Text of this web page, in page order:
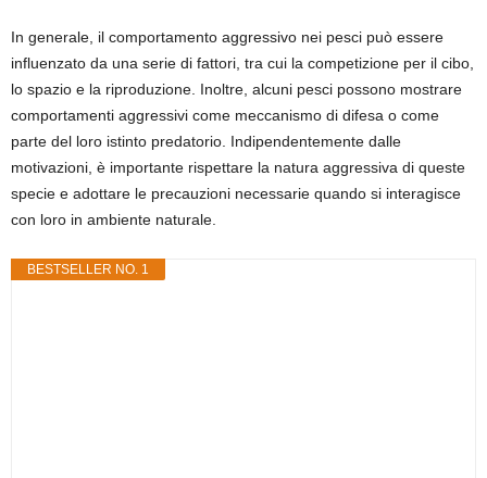
In generale, il comportamento aggressivo nei pesci può essere
influenzato da una serie di fattori, tra cui la competizione per il cibo,
lo spazio e la riproduzione. Inoltre, alcuni pesci possono mostrare
comportamenti aggressivi come meccanismo di difesa o come
parte del loro istinto predatorio. Indipendentemente dalle
motivazioni, è importante rispettare la natura aggressiva di queste
specie e adottare le precauzioni necessarie quando si interagisce
con loro in ambiente naturale.
BESTSELLER NO. 1